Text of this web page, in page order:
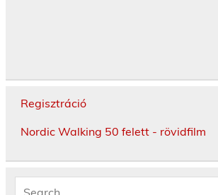
Regisztráció
Nordic Walking 50 felett - rövidfilm